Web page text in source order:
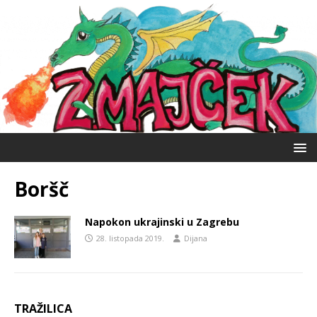
Boršč
Napokon ukrajinski u Zagrebu
28. listopada 2019. Dijana
TRAŽILICA